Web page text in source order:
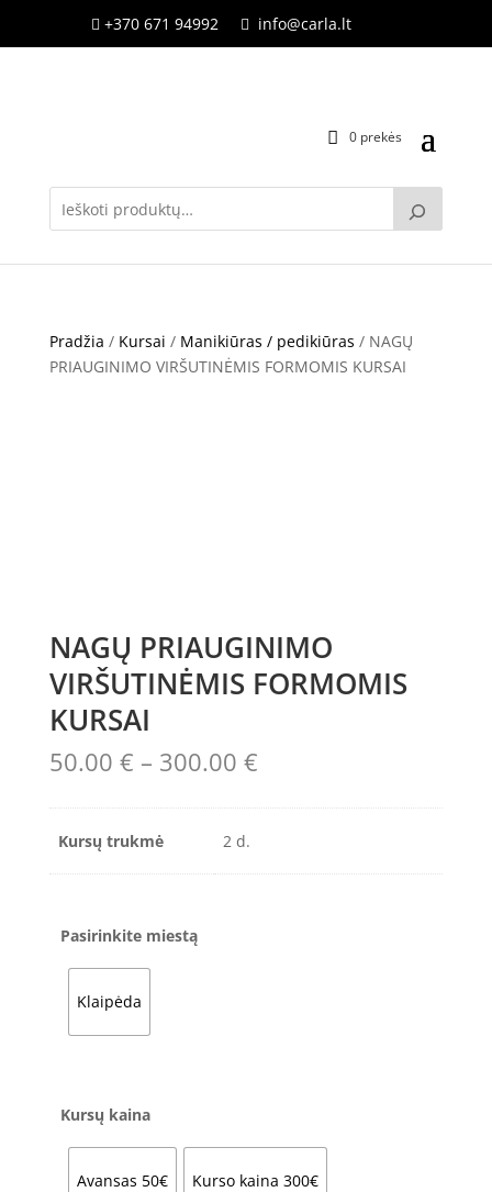
 +370 671 94992  info@carla.lt
0 prekės
Pradžia / Kursai / Manikiūras / pedikiūras / NAGŲ
PRIAUGINIMO VIRŠUTINĖMIS FORMOMIS KURSAI
NAGŲ PRIAUGINIMO
VIRŠUTINĖMIS FORMOMIS
KURSAI
50.00 € – 300.00 €Price
50.00 €
Kursų trukmė 2 d.
Pasirinkite miestą
Klaipėda
Kursų kaina
Avansas 50€ Kurso kaina 300€